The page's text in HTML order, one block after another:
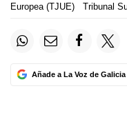
Europea (TJUE)
Tribunal
Añade a La Voz de